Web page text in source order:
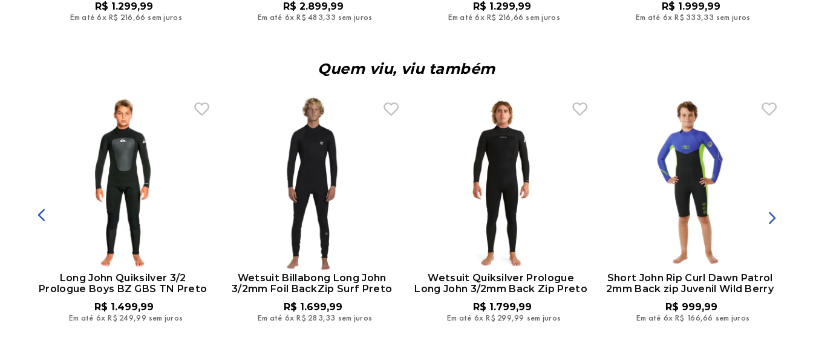
R$ 1 .299,99
Em até 6x R$ 216,66 sem juros
R$ 2.899,99
Em até 6x R$ 483,33 sem juros
R$ 1 .299,99
Em até 6x R$ 216,66 sem juros
R$ 1 .999,99
Em até 6x R$ 333,33 sem juros
Quem viu, viu também
Long John Quiksilver 3/2
Prologue Boys BZ GBS TN Preto
R$ 1 .499,99
Em até 6x R$ 249,99 sem juros
Wetsuit Billabong Long John
3/2mm Foil BackZip Surf Preto
R$ 1 .699,99
Em até 6x R$ 283,33 sem juros
Wetsuit Quiksilver Prologue
Long John 3/2mm Back Zip Preto
R$ 1 .799,99
Em até 6x R$ 299,99 sem juros
Short John Rip Curl Dawn Patrol
2mm Back zip Juvenil Wild Berry
R$ 999,99
Em até 6x R$ 166,66 sem juros